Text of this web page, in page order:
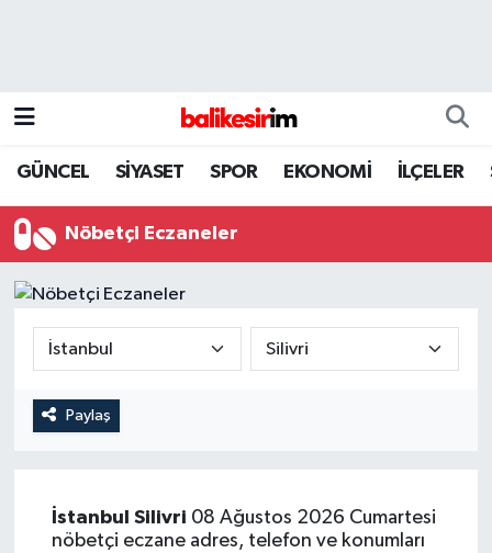
GÜNCEL SİYASET SPOR EKONOMİ İLÇELER
Nöbetçi Eczaneler
Paylaş
İstanbul Silivri 08 Ağustos 2026 Cumartesi
nöbetçi eczane adres, telefon ve konumları